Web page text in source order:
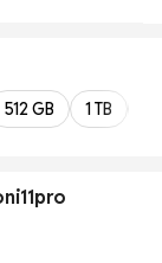
512 GB 1 TB